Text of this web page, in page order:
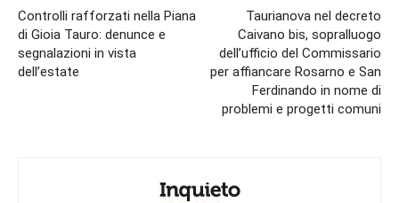
Controlli rafforzati nella Piana
di Gioia Tauro: denunce e
segnalazioni in vista
dell’estate
Taurianova nel decreto
Caivano bis, sopralluogo
dell’ufficio del Commissario
per affiancare Rosarno e San
Ferdinando in nome di
problemi e progetti comuni